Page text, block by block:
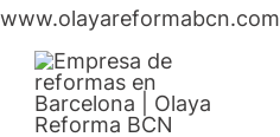
www.olayareformabcn.com